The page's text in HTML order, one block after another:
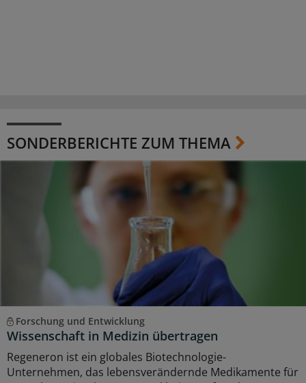
SONDERBERICHTE ZUM THEMA
Forschung und Entwicklung
Wissenschaft in Medizin übertragen
Regeneron ist ein globales Biotechnologie-
Unternehmen, das lebensverändernde Medikamente für